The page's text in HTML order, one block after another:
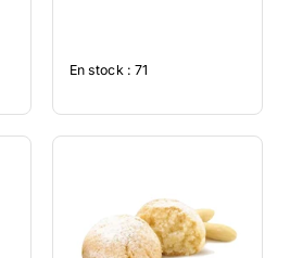
En stock : 71